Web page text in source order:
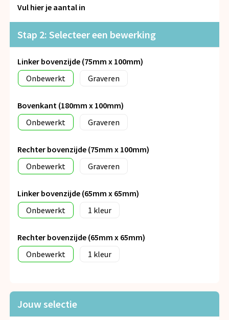
Snoepgoed
Spellen voor binnen en buiten
Veiligheid, Auto en Fiets
Vrije tijd en Strand
Anti-stress
Vul hier je aantal in
Stap 2: Selecteer een bewerking
Linker bovenzijde (75mm x 100mm)
Onbewerkt
Graveren
Bovenkant (180mm x 100mm)
Onbewerkt
Graveren
Rechter bovenzijde (75mm x 100mm)
Onbewerkt
Graveren
Linker bovenzijde (65mm x 65mm)
Onbewerkt
1
Rechter bovenzijde (65mm x 65mm)
Onbewerkt
1
Jouw selectie